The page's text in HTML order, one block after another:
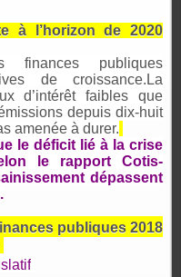
à l’horizon de 2020
finances publiques
de croissance.La
d’intérêt faibles que
depuis dix-huit
amenée à durer.
le déficit lié à la crise
le rapport Cotis-
dépassent
publiques 2018